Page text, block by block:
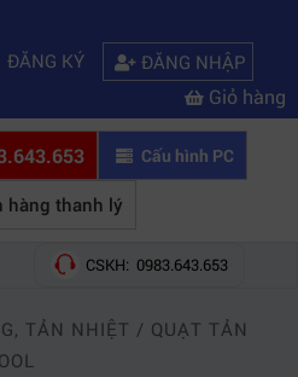
ĐĂNG KÝ ĐĂNG NHẬP
Giỏ hàng
Cấu hình PC
hàng thanh lý
CSKH: 0983.643.653
TẢN NHIỆT / QUẠT TẢN